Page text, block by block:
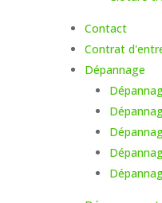
Contact
Contrat
Dépannage